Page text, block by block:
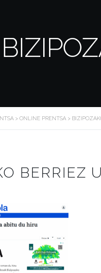
> ONLINE PRENTSA >
BERRIEZ